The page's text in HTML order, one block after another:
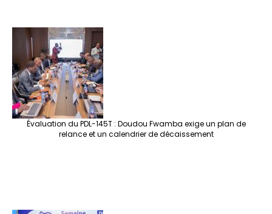
Évaluation du PDL-145T : Doudou Fwamba exige un plan de
relance et un calendrier de décaissement